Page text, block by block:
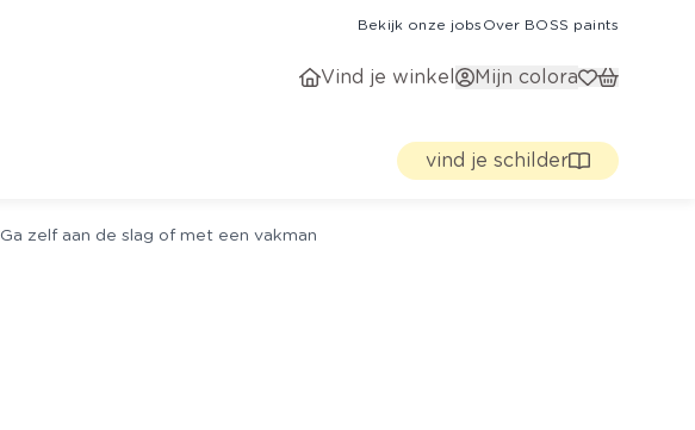
Bekijk onze jobs Over BOSS paints
Vind je winkel Mijn colora
vind je schilder
Ga zelf aan de slag of met een vakman